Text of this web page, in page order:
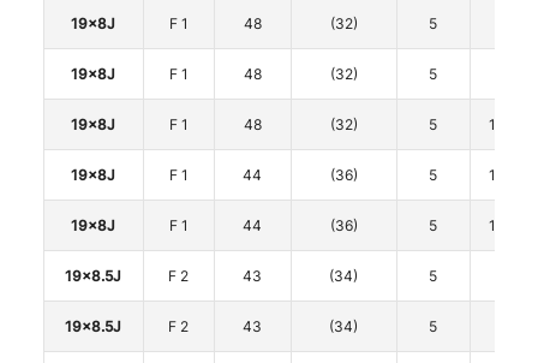
19x8J F 1 48 (32) 5
19x8J F 1 48 (32) 5
19x8J F 1 48 (32) 5 114.3
19x8J F 1 44 (36) 5 114.3
19x8J F 1 44 (36) 5 114.3
19x8.5J F 2 43 (34) 5
19x8.5J F 2 43 (34) 5